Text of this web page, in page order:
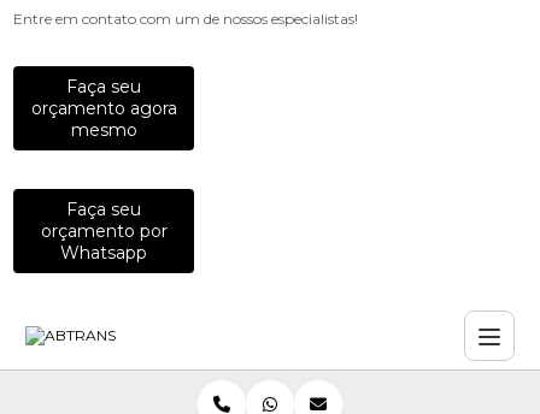
Entre em contato com um de nossos especialistas!
Faça seu
orçamento agora
mesmo
Faça seu
orçamento por
Whatsapp